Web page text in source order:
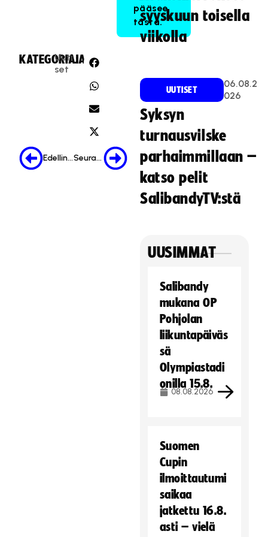
pääsee
tästä.
KATEGORIA:
Uuti
set
JAA:
Edellinen Seuraava
syyskuun toisella
viikolla
UUTISET
06.08.2
026
Syksyn
turnausvilske
parhaimmillaan –
katso pelit
SalibandyTV:stä
UUSIMMAT
Salibandy
mukana OP
Pohjolan
liikuntapäiväs
sä
Olympiastadi
onilla 15.8.
08.08.2026
Suomen
Cupin
ilmoittautumi
saikaa
jatkettu 16.8.
asti – vielä